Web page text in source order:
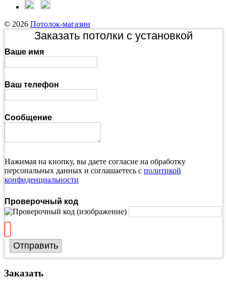
© 2026 Потолок-магазин
Заказать потолки с установкой
Ваше имя
Ваш телефон
Сообщение
Нажимая на кнопку, вы даете согласие на обработку
персональных данных и соглашаетесь с политикой
конфиденциальности
Проверочный код
Отправить
Заказать